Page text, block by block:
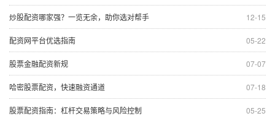
12-15
炒股配资哪家强？一览无余，助你选对帮手
05-22
配资网平台优选指南
07-07
股票金融配资新规
07-18
哈密股票配资，快速融资通道
05-25
股票配资指南：杠杆交易策略与风险控制